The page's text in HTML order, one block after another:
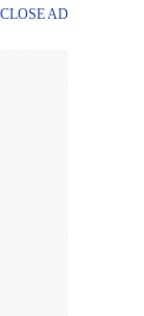
CLOSE AD